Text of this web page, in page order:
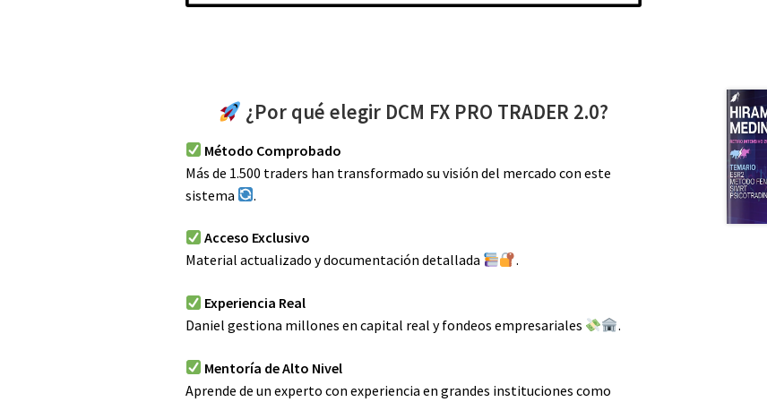
¿Por qué elegir DCM FX PRO TRADER 2.0?
Método Comprobado
Más de 1.500 traders han transformado su visión del mercado con este
sistema
.
Acceso Exclusivo
Material actualizado y documentación detallada
.
Experiencia Real
Daniel gestiona millones en capital real y fondeos empresariales
.
Mentoría de Alto Nivel
Aprende de un experto con experiencia en grandes instituciones como